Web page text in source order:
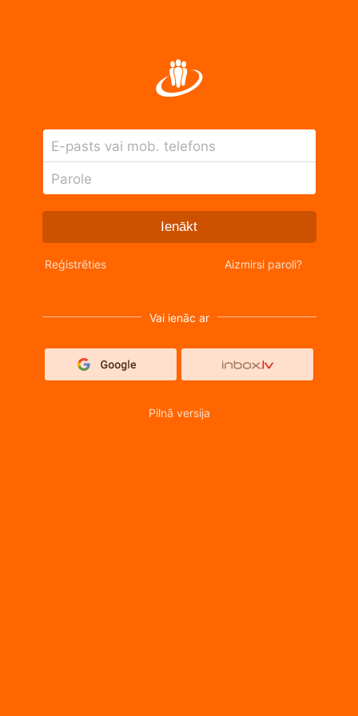
E-pasts vai mob. telefons
Parole
Ienākt
Reģistrēties Aizmirsi paroli?
Vai ienāc ar
Pilnā versija